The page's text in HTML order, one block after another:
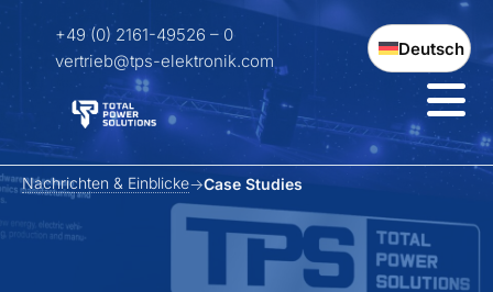
+49 (0) 2161-49526 – 0
vertrieb@tps-elektronik.com
Deutsch
Nachrichten & Einblicke Case Studies